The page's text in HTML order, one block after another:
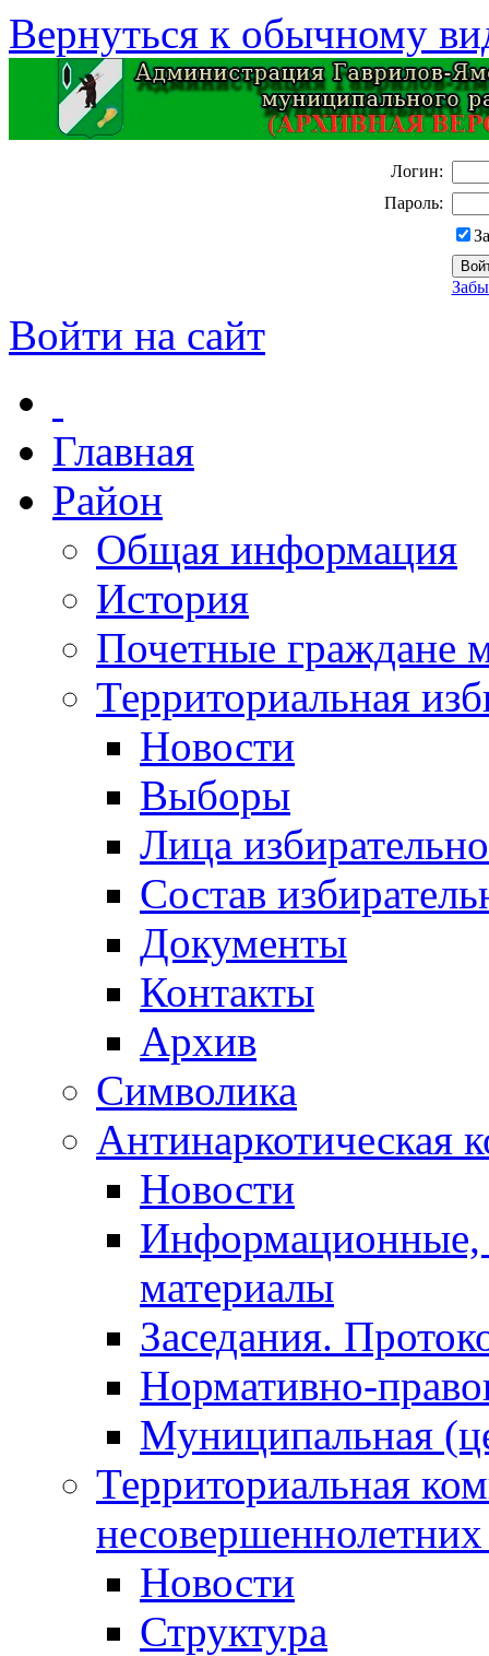
Вернуться к обычному
Логин:
Пароль:
Войти на сайт
Главная
Район
Общая информация
История
Почетные граждане
Территориальная
Новости
Выборы
Лица
Состав
Документы
Контакты
Архив
Символика
Антинаркотическая
Новости
Информационные,
материалы
Заседания.
Нормативно-
Муниципальная
Территориальная
Новости
Структура